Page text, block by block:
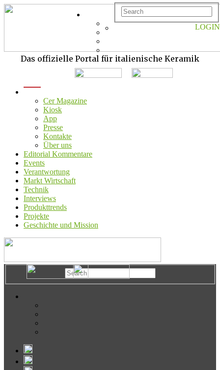
Das offizielle Portal für italienische Keramik
Cer Magazine
Kiosk
App
Presse
Kontakte
Über uns
Editorial Kommentare
Events
Verantwortung
Markt Wirtschaft
Technik
Interviews
Produkttrends
Projekte
Geschichte und Mission
LOGIN